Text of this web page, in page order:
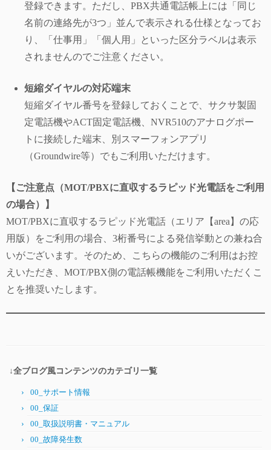
登録できます。ただし、PBX共通電話帳上には「同じ
名前の連絡先が3つ」並んで表示される仕様となってお
り、「仕事用」「個人用」といった区分ラベルは表示
されませんのでご注意ください。
短縮ダイヤルの対応端末
短縮ダイヤル番号を登録しておくことで、サクサ製固
定電話機やACT固定電話機、NVR510のアナログポー
トに接続した端末、別スマーフォンアプリ
（Groundwire等）でもご利用いただけます。
【ご注意点（MOT/PBXに直収するラピッド光電話をご利用
の場合）】
MOT/PBXに直収するラピッド光電話（エリア【area】の応
用版）をご利用の場合、3桁番号による発信挙動との兼ね合
いがございます。そのため、こちらの機能のご利用はお控
えいただき、MOT/PBX側の電話帳機能をご利用いただくこ
とを推奨いたします。
↓全ブログ風コンテンツのカテゴリ一覧
00_サポート情報
00_保証
00_取扱説明書・マニュアル
00_故障発生数